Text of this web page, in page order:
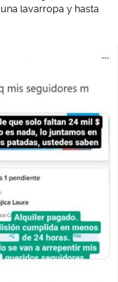
lavarropa y hasta